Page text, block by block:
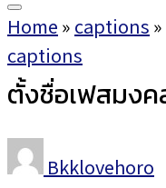
Home » captions »
captions
ตั้งชื่อเฟสมงค
Bkklovehoro